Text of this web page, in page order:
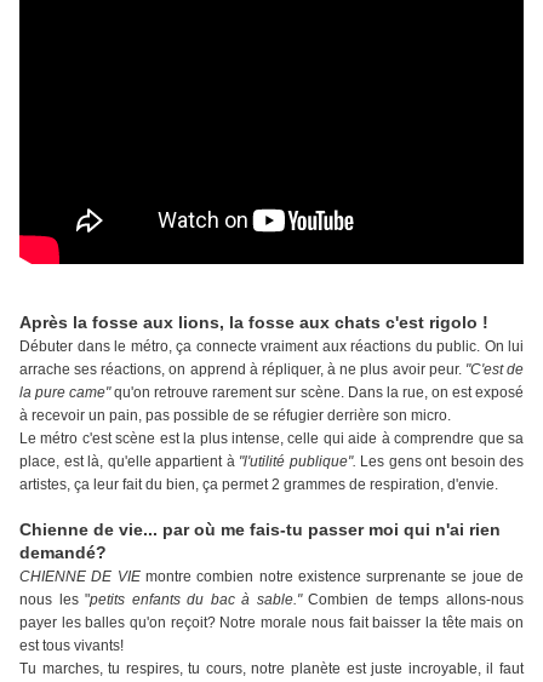
Après la fosse aux lions, la fosse aux chats c'est rigolo !
Débuter dans le métro, ça connecte vraiment aux réactions du public. On lui
arrache ses réactions, on apprend à répliquer, à ne plus avoir peur. "C'est de
la pure came"qu'on retrouve rarement sur scène. Dans la rue, on est exposé
à recevoir un pain, pas possible de se réfugier derrière son micro.
Le métro c'est scène est la plus intense, celle qui aide à comprendre que sa
place, est là, qu'elle appartient à "l'utilité publique". Les gens ont besoin des
artistes, ça leur fait du bien, ça permet 2 grammes de respiration, d'envie.
Chienne de vie... par où me fais-tu passer moi qui n'ai rien
demandé?
CHIENNE DE VIE montre combien notre existence surprenante se joue de
nous les "petits enfants du bac à sable."Combien de temps allons-nous
payer les balles qu'on reçoit? Notre morale nous fait baisser la tête mais on
est tous vivants!
Tu marches, tu respires, tu cours, notre planète est juste incroyable, il faut